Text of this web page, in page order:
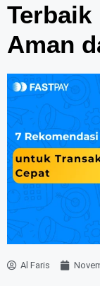
Aman
Al Faris